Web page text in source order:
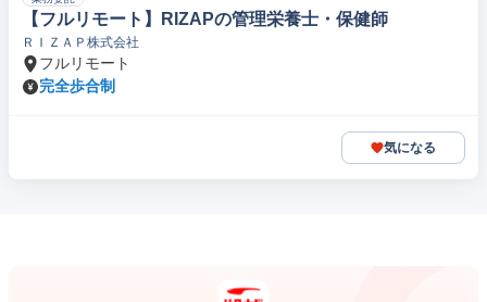
【フルリモート】RIZAPの管理栄養士・保健師
ＲＩＺＡＰ株式会社
フルリモート
完全歩合制
気になる